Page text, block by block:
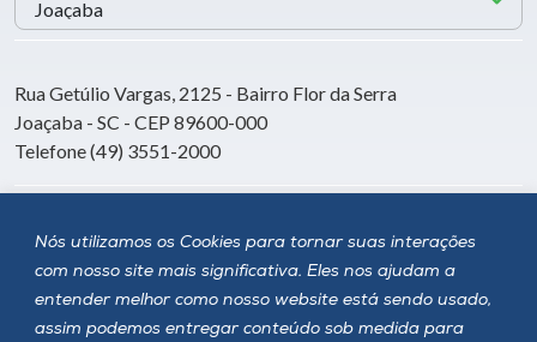
Nós utilizamos os Cookies para tornar suas interações
com nosso site mais significativa. Eles nos ajudam a
entender melhor como nosso website está sendo usado,
assim podemos entregar conteúdo sob medida para
Rua Getúlio Vargas, 2125 - Bairro Flor da Serra
Joaçaba - SC - CEP 89600-000
Telefone (49) 3551-2000
Siga a Unoesc